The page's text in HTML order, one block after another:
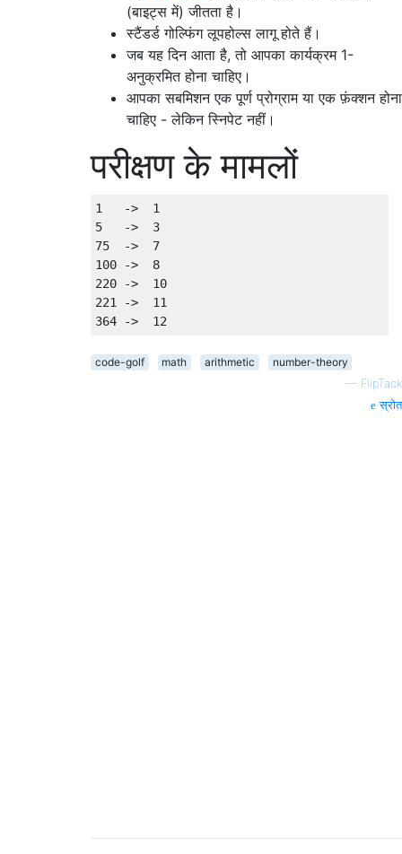
(बाइट्स में) जीतता है।
स्टैंडर्ड गोल्फिंग लूपहोल्स लागू होते हैं।
जब यह दिन आता है, तो आपका कार्यक्रम 1-
अनुक्रमित होना चाहिए।
आपका सबमिशन एक पूर्ण प्रोग्राम या एक फ़ंक्शन होना
चाहिए - लेकिन स्निपेट नहीं।
परीक्षण के मामलों
1   ->  1
5   ->  3
75  ->  7
100 ->  8
220 ->  10
221 ->  11
code-golf math arithmetic
number-theory
— FlipTack
स्रोत